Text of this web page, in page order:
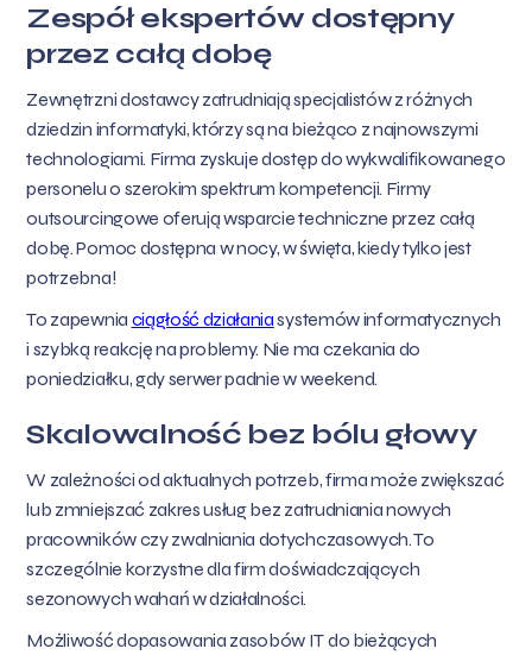
Zespół ekspertów dostępny
przez całą dobę
Zewnętrzni dostawcy zatrudniają specjalistów z różnych
dziedzin informatyki, którzy są na bieżąco z najnowszymi
technologiami. Firma zyskuje dostęp do wykwalifikowanego
personelu o szerokim spektrum kompetencji. Firmy
outsourcingowe oferują wsparcie techniczne przez całą
dobę. Pomoc dostępna w nocy, w święta, kiedy tylko jest
potrzebna!
To zapewnia ciągłość działaniasystemów informatycznych
i szybką reakcję na problemy. Nie ma czekania do
poniedziałku, gdy serwer padnie w weekend.
Skalowalność bez bólu głowy
W zależności od aktualnych potrzeb, firma może zwiększać
lub zmniejszać zakres usług bez zatrudniania nowych
pracowników czy zwalniania dotychczasowych. To
szczególnie korzystne dla firm doświadczających
sezonowych wahań w działalności.
Możliwość dopasowania zasobów IT do bieżących